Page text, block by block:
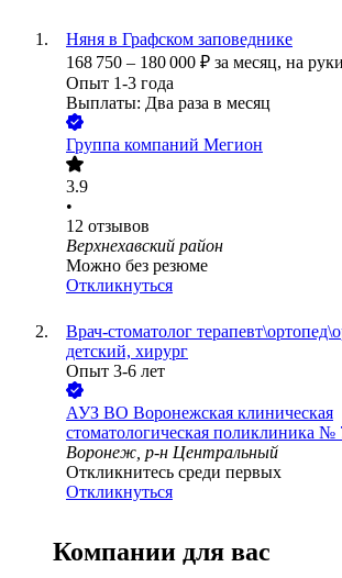
Няня в Графском заповеднике
168 750 – 180 000 ₽ за месяц, на руки
Опыт 1-3 года
Выплаты: Два раза в месяц
Группа компаний Мегион
3.9
•
12 отзывов
Верхнехавский район
Можно без резюме
Откликнуться
Врач-стоматолог
детский, хирург
Опыт 3-6 лет
АУЗ ВО Воронежская клиническая
стоматологическая поликлиника №
Воронеж, р-н Центральный
Откликнитесь среди первых
Откликнуться
Компании для вас